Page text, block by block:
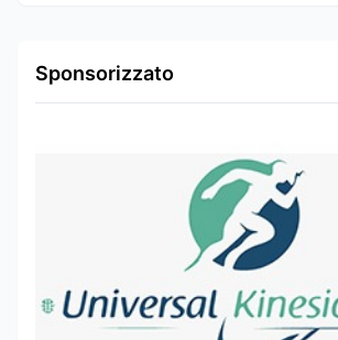
Sponsorizzato